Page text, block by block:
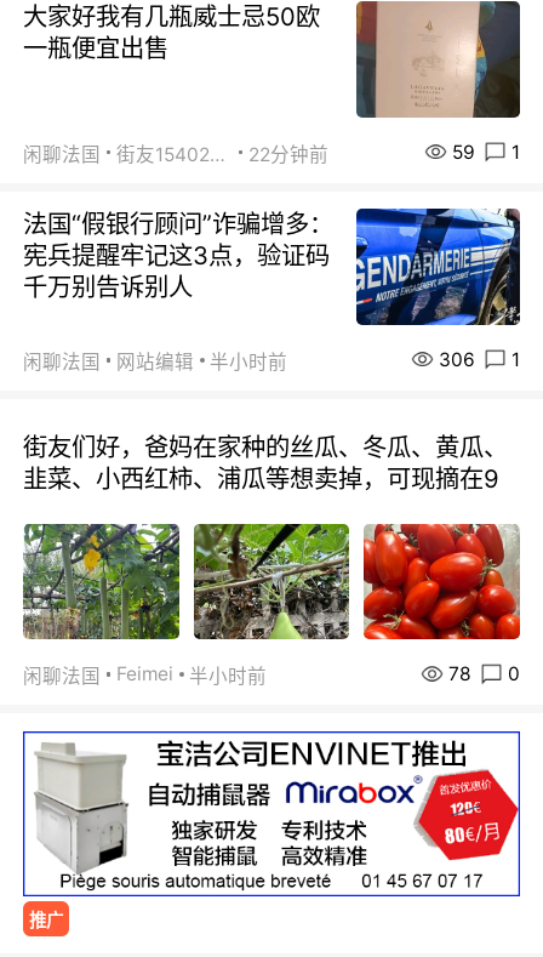
大家好我有几瓶威士忌50欧
一瓶便宜出售
闲聊法国 街友15402223 22分钟前 59 1
法国“假银行顾问”诈骗增多：
宪兵提醒牢记这3点，验证码
千万别告诉别人
闲聊法国 网站编辑 半小时前 306 1
街友们好，爸妈在家种的丝瓜、冬瓜、黄瓜、
韭菜、小西红柿、浦瓜等想卖掉，可现摘在9
闲聊法国 Feimei 半小时前 78 0
推广